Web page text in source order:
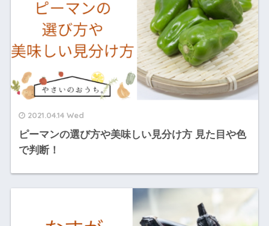
2021.04.14 Wed
ピーマンの選び方や美味しい見分け方 見た目や色
で判断！